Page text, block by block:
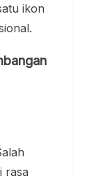
ikon
rasa